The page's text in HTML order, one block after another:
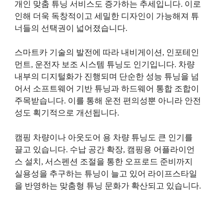
개인 맞춤 튜닝 서비스도 증가하는 추세입니다. 이로
인해 더욱 독창적이고 세밀한 디자인이 가능해져 튜
너들의 선택권이 넓어졌습니다.
스마트카 기술의 발전에 따라 내비게이션, 인포테인
먼트, 운전자 보조 시스템 튜닝도 인기입니다. 차량
내부의 디지털화가 진행되며 단순한 성능 튜닝을 넘
어서 소프트웨어 기반 튜닝과 하드웨어 통합 조합이
주목받습니다. 이를 통해 운전 편의성뿐 아니라 안전
성도 획기적으로 개선됩니다.
캠핑 차량이나 아웃도어 용 차량 튜닝도 큰 인기를
끌고 있습니다. 수납 공간 확장, 캠핑용 어플라이언
스 설치, 서스펜션 조절을 통한 오프로드 준비까지
실용성을 추구하는 튜닝이 늘고 있어 라이프스타일
을 반영하는 맞춤형 튜닝 문화가 확산되고 있습니다.